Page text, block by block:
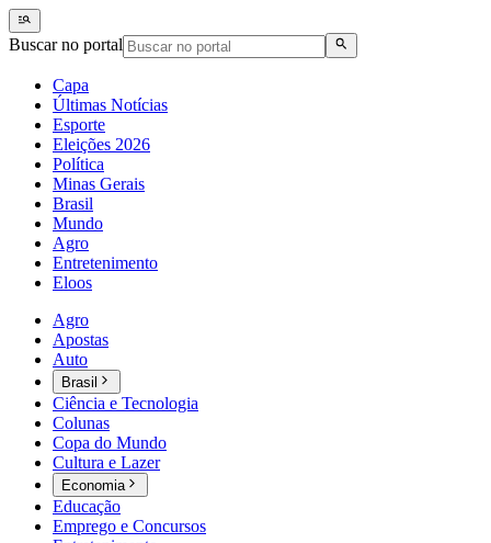
Buscar no portal
Capa
Últimas Notícias
Esporte
Eleições 2026
Política
Minas Gerais
Brasil
Mundo
Agro
Entretenimento
Eloos
Agro
Apostas
Auto
Brasil
Ciência e Tecnologia
Colunas
Copa do Mundo
Cultura e Lazer
Economia
Educação
Emprego e Concursos